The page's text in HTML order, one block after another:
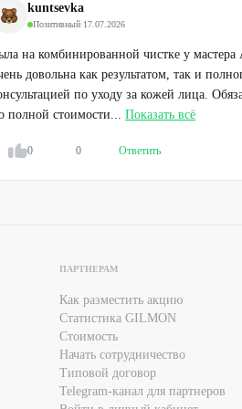
ДО52%
kuntsevka
Позитивный·17.07.2026
на комбинированной чистке у мастера
довольна как результатом, так и
по уходу за кожей лица.
полной стоимости... Показать всё
0 0 Ответить
ПАРТНЕРАМ
Как разместить акцию
Статистика GILMON
Стоимость
Начать сотрудничество
Типовой договор
Telegram-канал для партнеров